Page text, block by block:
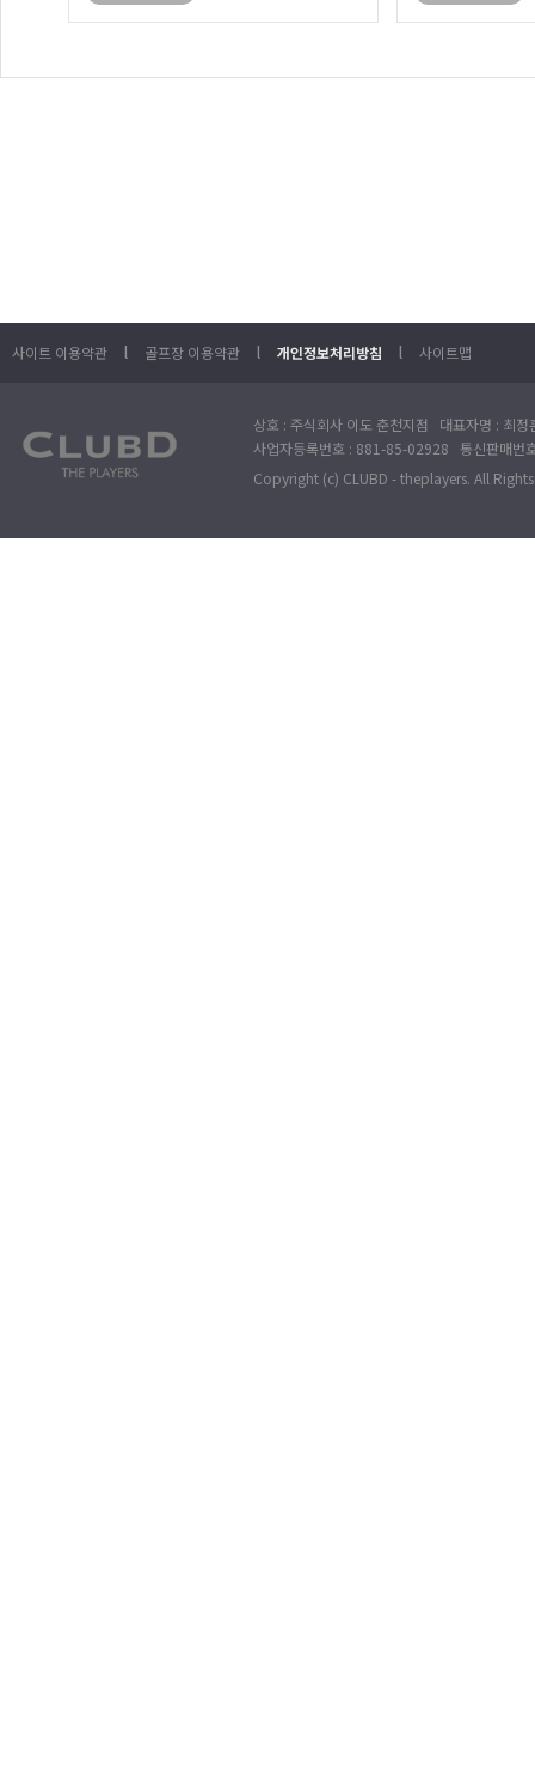
사이트 이용약관 l 골프장 이용약관 l 개인정보처리방침 l 사이트맵
상호 : 주식회사 이도 춘천지점 대표자명 : 최
사업자등록번호 : 881-85-02928 통신판매번
Copyright (c) CLUBD - theplayers. All